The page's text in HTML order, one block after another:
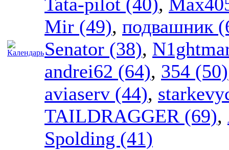
Mir (49), подвашник
Senator (38),
andrei62 (64), 354 (50)
aviaserv (44),
TAILDRAGGER (69),
Spolding (41)